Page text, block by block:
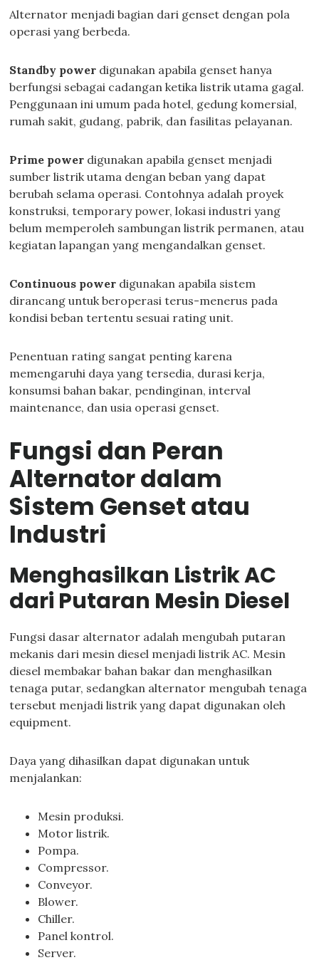
Alternator menjadi bagian dari genset dengan pola
operasi yang berbeda.
Standby power digunakan apabila genset hanya
berfungsi sebagai cadangan ketika listrik utama gagal.
Penggunaan ini umum pada hotel, gedung komersial,
rumah sakit, gudang, pabrik, dan fasilitas pelayanan.
Prime power digunakan apabila genset menjadi
sumber listrik utama dengan beban yang dapat
berubah selama operasi. Contohnya adalah proyek
konstruksi, temporary power, lokasi industri yang
belum memperoleh sambungan listrik permanen, atau
kegiatan lapangan yang mengandalkan genset.
Continuous power digunakan apabila sistem
dirancang untuk beroperasi terus-menerus pada
kondisi beban tertentu sesuai rating unit.
Penentuan rating sangat penting karena
memengaruhi daya yang tersedia, durasi kerja,
konsumsi bahan bakar, pendinginan, interval
maintenance, dan usia operasi genset.
Fungsi dan Peran
Alternator dalam
Sistem Genset atau
Industri
Menghasilkan Listrik AC
dari Putaran Mesin Diesel
Fungsi dasar alternator adalah mengubah putaran
mekanis dari mesin diesel menjadi listrik AC. Mesin
diesel membakar bahan bakar dan menghasilkan
tenaga putar, sedangkan alternator mengubah tenaga
tersebut menjadi listrik yang dapat digunakan oleh
equipment.
Daya yang dihasilkan dapat digunakan untuk
menjalankan:
Mesin produksi.
Motor listrik.
Pompa.
Compressor.
Conveyor.
Blower.
Chiller.
Panel kontrol.
Server.